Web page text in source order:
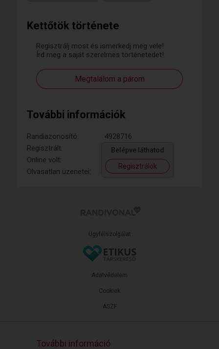
Kettőtök története
Regisztrálj most és ismerkedj meg vele!
Írd meg a saját szerelmes történetedet!
Megtalálom a párom
További információk
Randiazonosító:
4928716
Regisztrált:
Online volt:
Olvasatlan üzenetei:
Belépve láthatod
Regisztrálok
Ügyfélszolgálat
ÁSZF
Adatvédelem
Cookiek
További információ